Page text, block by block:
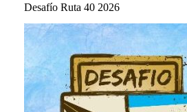
Desafío Ruta 40 2026